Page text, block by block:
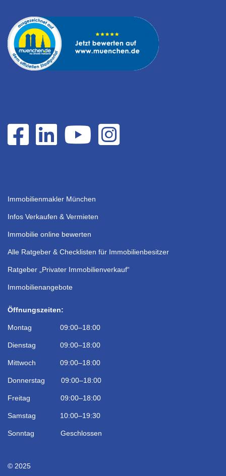
Immobilienmakler München
Infos Verkaufen & Vermieten
Immobilie online bewerten
Alle Ratgeber & Checklisten für Immobilienbesitzer
Ratgeber „Privater Immobilienverkauf“
Immobilienangebote
Öffnungszeiten:
Montag 09:00–18:00
Dienstag 09:00–18:00
Mittwoch 09:00–18:00
Donnerstag 09:00–18:00
Freitag 09:00–18:00
Samstag 10:00–19:30
Sonntag Geschlossen
© 2025